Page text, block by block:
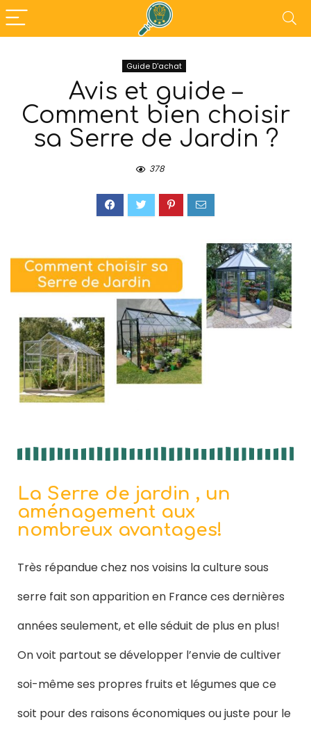
Guide D'achat
Avis et guide –
Comment bien choisir
sa Serre de Jardin ?
378
La Serre de jardin , un
aménagement aux
nombreux avantages!
Très répandue chez nos voisins la culture sous
serre fait son apparition en France ces dernières
années seulement, et elle séduit de plus en plus!
On voit partout se développer l’envie de cultiver
soi-même ses propres fruits et légumes que ce
soit pour des raisons économiques ou juste pour le